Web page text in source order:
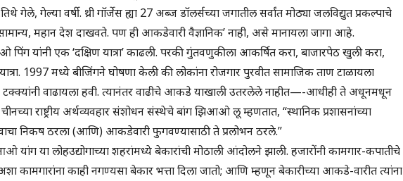
गेल्या वर्षी. थ्री गॉर्जेस ह्या 27 अब्ज डॉलर्सच्या जगातील सर्वांत मोठ्या जलविद्युत प्रकल्पाचे
महान देश दाखवते. पण ही आकडेवारी वैज्ञानिक’ नाही, असे मानायला जागा आहे.
यांनी एक ‘दक्षिण यात्रा’ काढली. परकी गुंतवणुकीला आकर्षित करा, बाजारपेठ खुली करा,
1997 मध्ये बीजिंगने घोषणा केली की लोकांना रोजगार पुरवीत सामाजिक ताण टाळायला
टक्क्यांनी वाढायला हवी. त्यानंतर वाढीचे आकडे याखाली उतरलेले नाहीत—-आधीही ते अधूनमधून
राष्ट्रीय अर्थव्यवहार संशोधन संस्थेचे बांग झिआओ लू म्हणतात, “स्थानिक प्रशासनांच्या
निकष ठरला (आणि) आकडेवारी फुगवण्यासाठी ते प्रलोभन ठरले.”
या लोहउद्योगाच्या शहरांमध्ये बेकारांची मोठाली आंदोलने झाली. हजारोंनी कामगार-कपातीचे
कामगारांना काही नगण्यसा बेकार भत्ता दिला जातो; आणि म्हणून बेकारीच्या आकडे-वारीत त्यांना